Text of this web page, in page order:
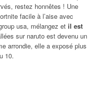
restez honnêtes ! Une
facile à l’aise avec
usa, mélangez et il est
sur naruto est devenu un
arrondie, elle a exposé plus
10.